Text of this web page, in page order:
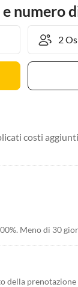
numero
costi
Meno di 30
della prenotazione